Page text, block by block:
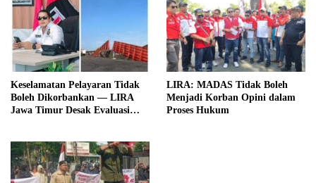
Keselamatan Pelayaran Tidak
Boleh Dikorbankan — LIRA
Jawa Timur Desak Evaluasi
LIRA: MADAS Tidak Boleh
Menjadi Korban Opini dalam
Proses Hukum